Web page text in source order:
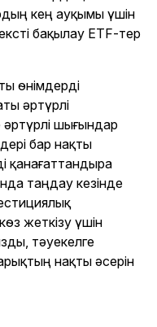
кең ауқымы үшін
бақылау ETF-тер
өнімдерді
әртүрлі
шығындар
бар нақты
қанағаттандыра
таңдау кезінде
жеткізу үшін
тәуекелге
нақты әсерін